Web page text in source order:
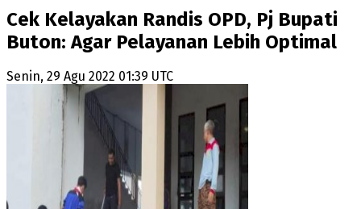
Cek Kelayakan Randis OPD, Pj Bupati
Buton: Agar Pelayanan Lebih Optimal
Senin, 29 Agu 2022 01:39 UTC